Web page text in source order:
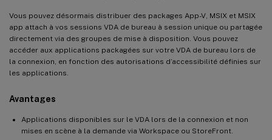
Vous pouvez désormais distribuer des packages App-V, MSIX et MSIX
app attach à vos sessions VDA de bureau à session unique ou partagée
directement via des groupes de mise à disposition. Vous pouvez
accéder aux applications packagées sur votre VDA de bureau lors de
la connexion, en fonction des autorisations d’accessibilité définies sur
les applications.
Avantages
Applications disponibles sur le VDA lors de la connexion et non
mises en scène à la demande via Workspace ou StoreFront.